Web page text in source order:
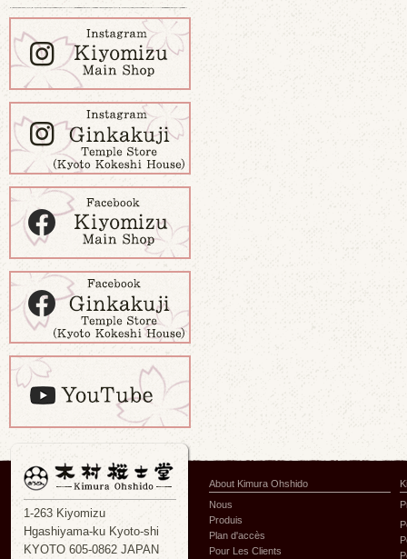
1-263 Kiyomizu
Hgashiyama-ku Kyoto-shi
KYOTO 605-0862 JAPAN
About Kimura Ohshido
Nous
Produis
Plan d'accès
Pour Les Clients